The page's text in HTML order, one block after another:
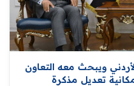
ويبحث معه التعاون
تعديل مذكرة